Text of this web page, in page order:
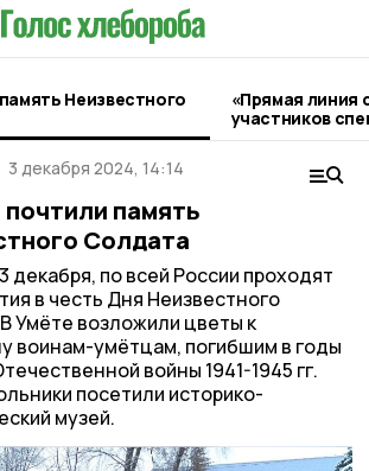
Неизвестного
«Прямая линия
участников
прошла в Умёте
3 декабря 2024, 14:14
память
Солдата
декабря, по всей России проходят
в честь Дня Неизвестного
Умёте возложили цветы к
воинам-умётцам, погибшим в годы
войны 1941-1945 гг.
посетили историко-
музей.